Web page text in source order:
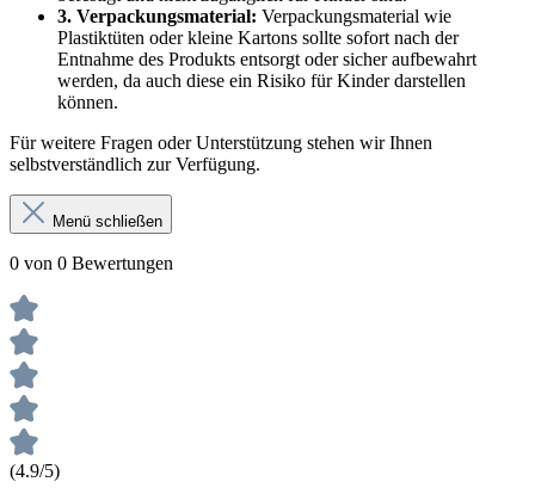
3. Verpackungsmaterial: Verpackungsmaterial wie
Plastiktüten oder kleine Kartons sollte sofort nach der
Entnahme des Produkts entsorgt oder sicher aufbewahrt
werden, da auch diese ein Risiko für Kinder darstellen
können.
Für weitere Fragen oder Unterstützung stehen wir Ihnen
selbstverständlich zur Verfügung.
Menü schließen
0 von 0 Bewertungen
(4.9/5)